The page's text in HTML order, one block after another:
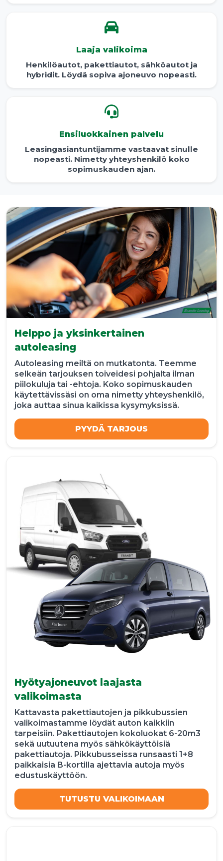
Laaja valikoima
Henkilöautot, pakettiautot, sähköautot ja
hybridit. Löydä sopiva ajoneuvo nopeasti.
Ensiluokkainen palvelu
Leasingasiantuntijamme vastaavat sinulle
nopeasti. Nimetty yhteyshenkilö koko
sopimuskauden ajan.
Helppo ja yksinkertainen
autoleasing
Autoleasing meiltä on mutkatonta. Teemme
selkeän tarjouksen toiveidesi pohjalta ilman
piilokuluja tai -ehtoja. Koko sopimuskauden
käytettävissäsi on oma nimetty yhteyshenkilö,
joka auttaa sinua kaikissa kysymyksissä.
PYYDÄ TARJOUS
Hyötyajoneuvot laajasta
valikoimasta
Kattavasta pakettiautojen ja pikkubussien
valikoimastamme löydät auton kaikkiin
tarpeisiin. Pakettiautojen kokoluokat 6-20m3
sekä uutuutena myös sähkökäyttöisiä
pakettiautoja. Pikkubusseissa runsaasti 1+8
paikkaisia B-kortilla ajettavia autoja myös
edustuskäyttöön.
TUTUSTU VALIKOIMAAN